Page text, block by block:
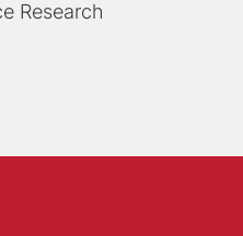
Research